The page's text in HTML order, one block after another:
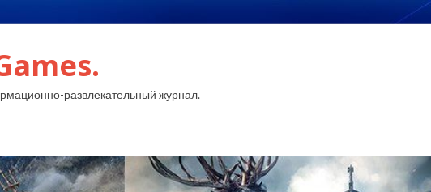
развлекательный журнал.